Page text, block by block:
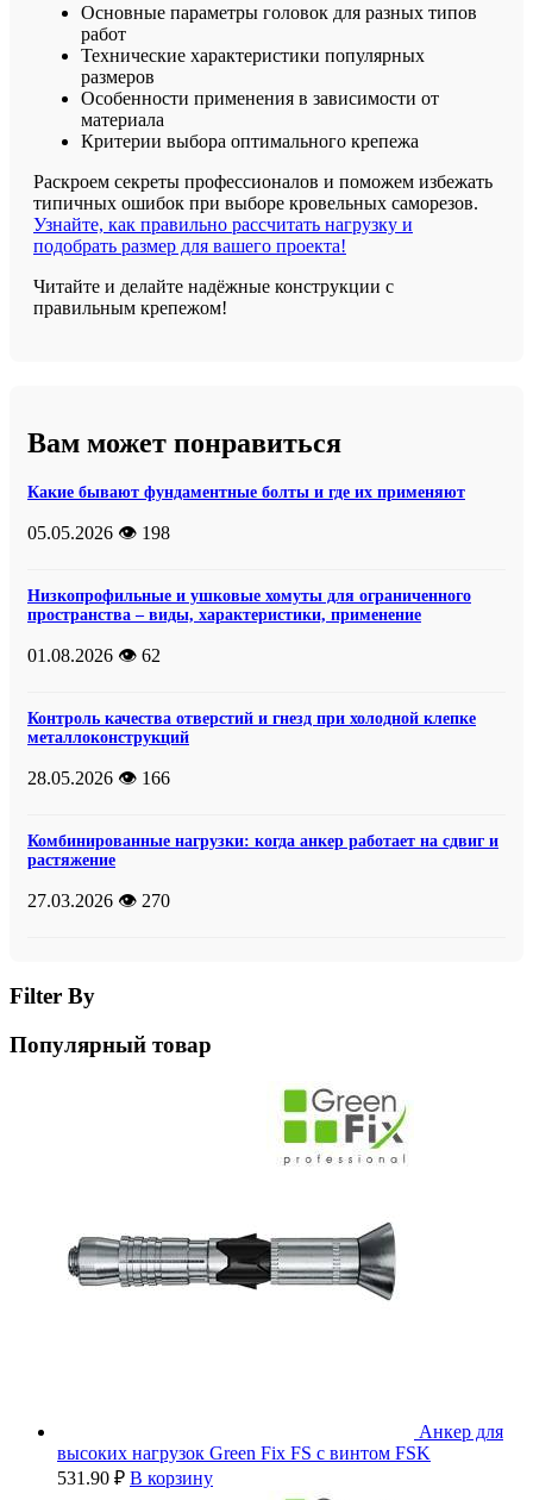
Основные параметры головок для разных типов
работ
Технические характеристики популярных
размеров
Особенности применения в зависимости от
материала
Критерии выбора оптимального крепежа
Раскроем секреты профессионалов и поможем избежать
типичных ошибок при выборе кровельных саморезов.
Узнайте, как правильно рассчитать нагрузку и
подобрать размер для вашего проекта!
Читайте и делайте надёжные конструкции с
правильным крепежом!
Вам может понравиться
Какие бывают фундаментные болты и где их применяют
05.05.2026 👁️ 198
Низкопрофильные и ушковые хомуты для ограниченного
пространства – виды, характеристики, применение
01.08.2026 👁️ 62
Контроль качества отверстий и гнезд при холодной клепке
металлоконструкций
28.05.2026 👁️ 166
Комбинированные нагрузки: когда анкер работает на сдвиг и
растяжение
27.03.2026 👁️ 270
Filter By
Популярный товар
Анкер для
высоких нагрузок Green Fix FS с винтом FSK
531.90 ₽ В корзину